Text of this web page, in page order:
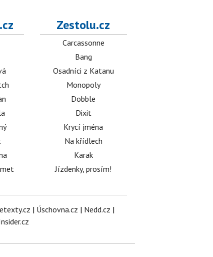
Zestolu.cz
Carcassonne
Bang
Osadníci z Katanu
Monopoly
Dobble
Dixit
Krycí jména
Na křídlech
Karak
Jízdenky, prosím!
| Úschovna.cz | Nedd.cz |